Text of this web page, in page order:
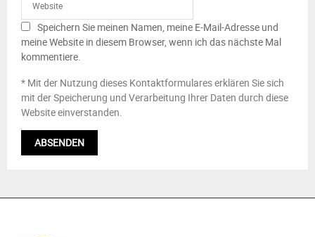
Speichern Sie meinen Namen, meine E-Mail-Adresse und
meine Website in diesem Browser, wenn ich das nächste Mal
kommentiere.
* Mit der Nutzung dieses Kontaktformulares erklären Sie sich
mit der Speicherung und Verarbeitung Ihrer Daten durch diese
Website einverstanden.